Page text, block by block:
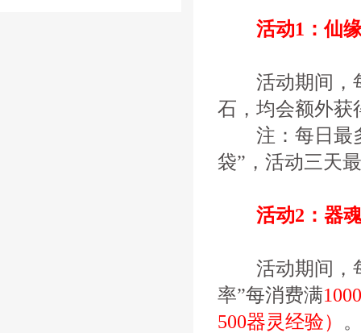
活动1：仙缘
活动期间，每
石，均会额外获
注：每日最多
袋”，活动三天
活动2：器魂
活动期间，每
率”每消费满
500器灵经验）